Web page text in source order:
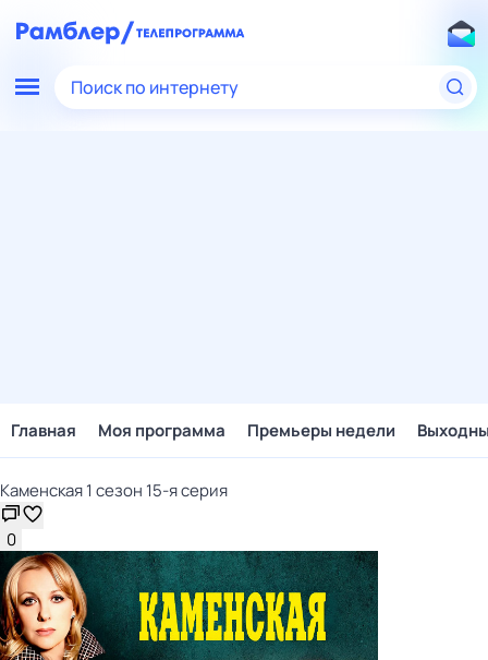
Поиск по интернету
Главная Моя программа Премьеры недели
Каменская 1 сезон 15-я серия
0